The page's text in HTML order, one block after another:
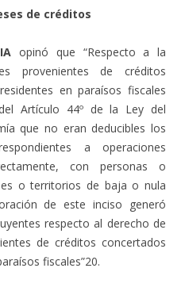
de créditos
opinó que “Respecto a la
provenientes de créditos
en paraísos fiscales
Artículo 44º de la Ley del
que no eran deducibles los
a operaciones
con personas o
o territorios de baja o nula
de este inciso generó
respecto al derecho de
de créditos concertados
fiscales”20.